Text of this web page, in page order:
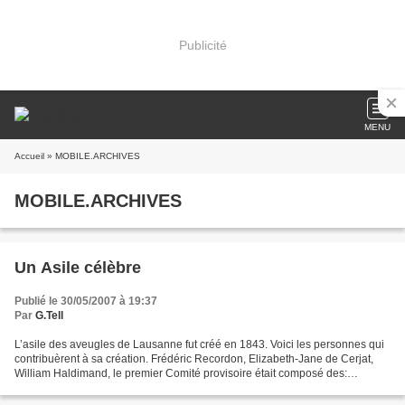
Publicité
MENU
Accueil » MOBILE.ARCHIVES
MOBILE.ARCHIVES
Un Asile célèbre
Publié le 30/05/2007 à 19:37
Par G.Tell
L’asile des aveugles de Lausanne fut créé en 1843. Voici les personnes qui
contribuèrent à sa création. Frédéric Recordon, Elizabeth-Jane de Cerjat,
William Haldimand, le premier Comité provisoire était composé des: